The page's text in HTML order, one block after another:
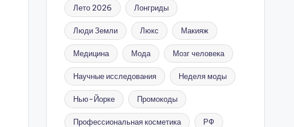
Лето 2026 Лонгриды
Люди Земли Люкс Макияж
Медицина Мода Мозг человека
Научные исследования Неделя моды
Нью-Йорке Промокоды
Профессиональная косметика РФ